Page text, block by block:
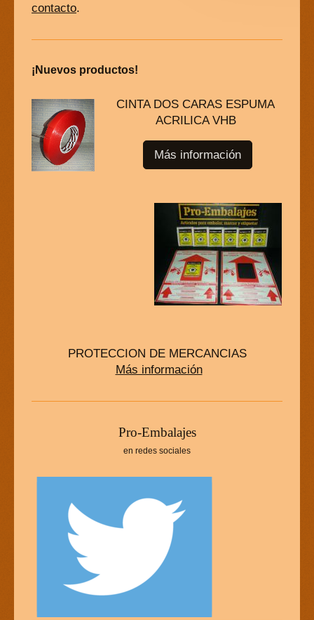
contacto.
¡Nuevos productos!
CINTA DOS CARAS ESPUMA
ACRILICA VHB
Más información
PROTECCION DE MERCANCIAS
Más información
Pro-Embalajes
en redes sociales